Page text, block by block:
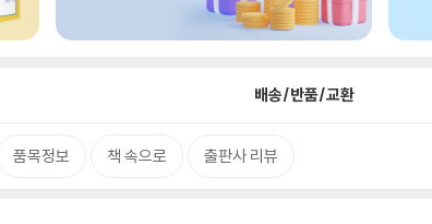
배송/반품/교환
품목정보 책 속으로 출판사 리뷰